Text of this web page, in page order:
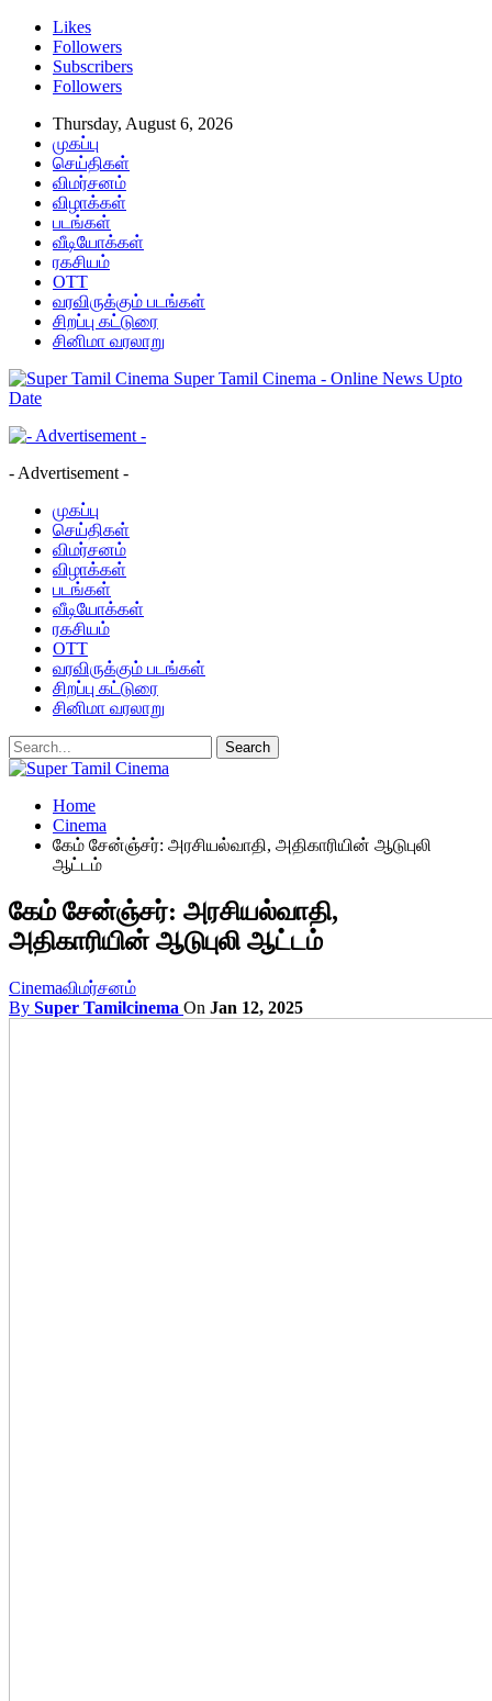
Likes
Followers
Subscribers
Followers
Thursday, August 6, 2026
முகப்பு
செய்திகள்
விமர்சனம்
விழாக்கள்
படங்கள்
வீடியோக்கள்
ரகசியம்
OTT
வரவிருக்கும் படங்கள்
சிறப்பு கட்டுரை
சினிமா வரலாறு
Super Tamil Cinema - Online News Upto
Date
- Advertisement -
முகப்பு
செய்திகள்
விமர்சனம்
விழாக்கள்
படங்கள்
வீடியோக்கள்
ரகசியம்
OTT
வரவிருக்கும் படங்கள்
சிறப்பு கட்டுரை
சினிமா வரலாறு
Home
Cinema
கேம் சேன்ஞ்சர்: அரசியல்வாதி, அதிகாரியின் ஆடுபுலி
ஆட்டம்
கேம் சேன்ஞ்சர்: அரசியல்வாதி,
அதிகாரியின் ஆடுபுலி ஆட்டம்
Cinemaவிமர்சனம்
By Super Tamilcinema On Jan 12, 2025